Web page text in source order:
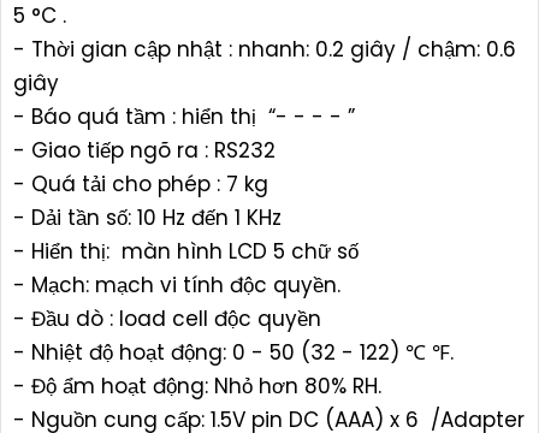
5 °C .
- Thời gian cập nhật : nhanh: 0.2 giây / chậm: 0.6
giây
- Báo quá tầm : hiển thị “- - - - ”
- Giao tiếp ngõ ra : RS232
- Quá tải cho phép : 7 kg
- Dải tần số: 10 Hz đến 1 KHz
- Hiển thị: màn hình LCD 5 chữ số
- Mạch: mạch vi tính độc quyền.
- Đầu dò : load cell độc quyền
- Nhiệt độ hoạt động: 0 - 50 (32 - 122) ℃ ℉.
- Độ ẩm hoạt động: Nhỏ hơn 80% RH.
- Nguồn cung cấp: 1.5V pin DC (AAA) x 6 /Adapter